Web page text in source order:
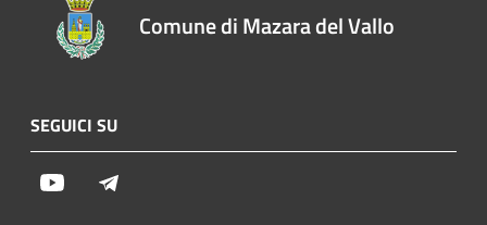
Comune di Mazara del Vallo
SEGUICI SU
Youtube